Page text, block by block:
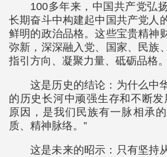
100多年来，中国共产党弘
长期奋斗中构建起中国共产党人
鲜明的政治品格。这些宝贵精神
弥新，深深融入党、国家、民族
指引方向、凝聚力量、砥砺品格。
这是历史的结论：为什么中
的历史长河中顽强生存和不断发
原因，是我们民族有一脉相承
质、精神脉络。”
这是未来的昭示：只有坚持